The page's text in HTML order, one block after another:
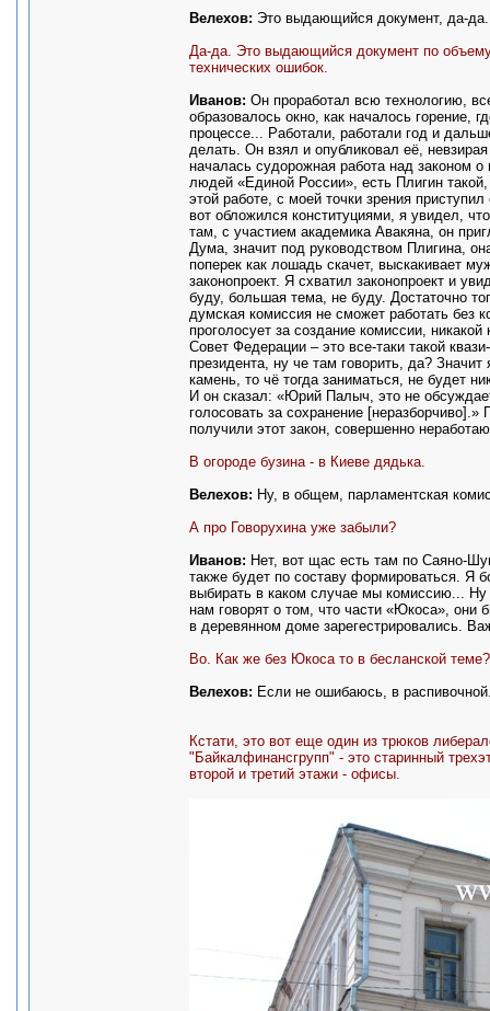
Велехов: Это выдающийся документ, да-да.
Да-да. Это выдающийся документ по объему
технических ошибок.
Иванов: Он проработал всю технологию,
образовалось окно, как началось
процессе... Работали, работали год и
делать. Он взял и опубликовал её,
началась судорожная работа над законом
людей «Единой России», есть Плигин
этой работе, с моей точки зрения
вот обложился конституциями, я увидел,
там, с участием академика Авакяна, он
Дума, значит под руководством Плигина,
поперек как лошадь скачет, выскакивает
законопроект. Я схватил законопроект и
буду, большая тема, не буду. Достаточно
думская комиссия не сможет работать без
проголосует за создание комиссии,
Совет Федерации – это все-таки такой
президента, ну че там говорить, да?
камень, то чё тогда заниматься, не будет
И он сказал: «Юрий Палыч, это не
голосовать за сохранение
получили этот закон, совершенно
В огороде бузина - в Киеве дядька.
Велехов: Ну, в общем, парламентская
А про Говорухина уже забыли?
Иванов: Нет, вот щас есть там по Саяно-
также будет по составу формироваться. Я
выбирать в каком случае мы комиссию...
нам говорят о том, что части «Юкоса», они
в деревянном доме зарегестрировались.
Во. Как же без Юкоса то в бесланской теме?
Велехов: Если не ошибаюсь, в
Кстати, это вот еще один из трюков
"Байкалфинансгрупп" - это старинный
второй и третий этажи - офисы.